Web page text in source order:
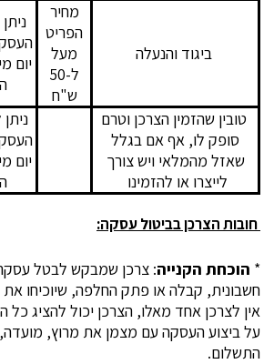
ביגוד והנעלה
מחיר
הפריט
מעל
ל-50
ש"ח
יום
טובין שהזמין הצרכן וטרם
סופק לו, אף אם בגלל
שאזל מהמלאי ויש צורך
לייצרו או להזמינו
יום
חובות הצרכן בביטול עסקה:
* הוכחת הקנייה: צרכן שמבקש לבטל עסקה
חשבונית, קבלה או פתק החלפה, שיוכיחו את
אין לצרכן אחד מאלו, הצרכן יכול להציג
על ביצוע העסקה עם מצמן את מרוץ,
התשלום.